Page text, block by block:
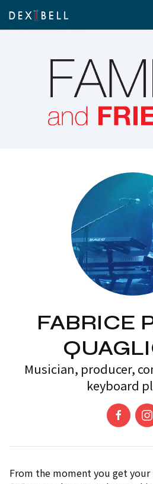
FABRICE
Musician, producer,
keyboard
From the moment you get your